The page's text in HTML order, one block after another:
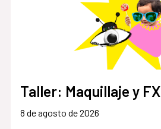
Taller: Maquillaje y FX
8 de agosto de 2026